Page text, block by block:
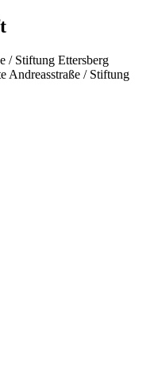
Andreasstraße / Stiftung